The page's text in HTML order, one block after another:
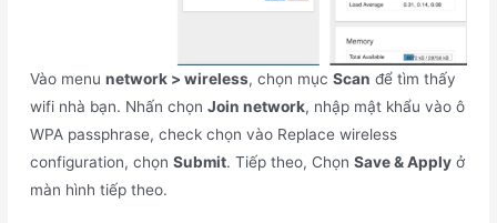
Vào menunetwork > wireless, chọn mụcScan để tìm thấy
wifi nhà bạn. Nhấn chọnJoin network, nhập mật khẩu vào ô
WPA passphrase, check chọn vào Replace wireless
configuration, chọnSubmit. Tiếp theo, ChọnSave & Apply ở
màn hình tiếp theo.